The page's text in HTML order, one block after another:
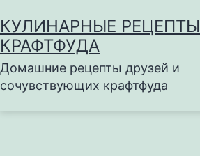
к
содержимому
КУЛИНАРНЫЕ РЕЦЕПТЫ
КРАФТФУДА
Домашние рецепты друзей и
сочувствующих крафтфуда